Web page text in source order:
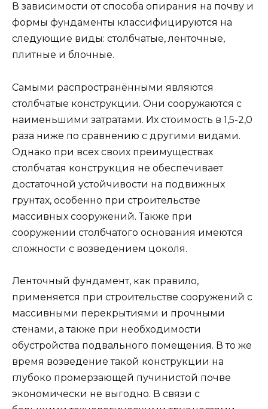
В зависимости от способа опирания на почву и
формы фундаменты классифицируются на
следующие виды: столбчатые, ленточные,
плитные и блочные.
Самыми распространёнными являются
столбчатые конструкции. Они сооружаются с
наименьшими затратами. Их стоимость в 1,5-2,0
раза ниже по сравнению с другими видами.
Однако при всех своих преимуществах
столбчатая конструкция не обеспечивает
достаточной устойчивости на подвижных
грунтах, особенно при строительстве
массивных сооружений. Также при
сооружении столбчатого основания имеются
сложности с возведением цоколя.
Ленточный фундамент, как правило,
применяется при строительстве сооружений с
массивными перекрытиями и прочными
стенами, а также при необходимости
обустройства подвального помещения. В то же
время возведение такой конструкции на
глубоко промерзающей пучинистой почве
экономически не выгодно. В связи с